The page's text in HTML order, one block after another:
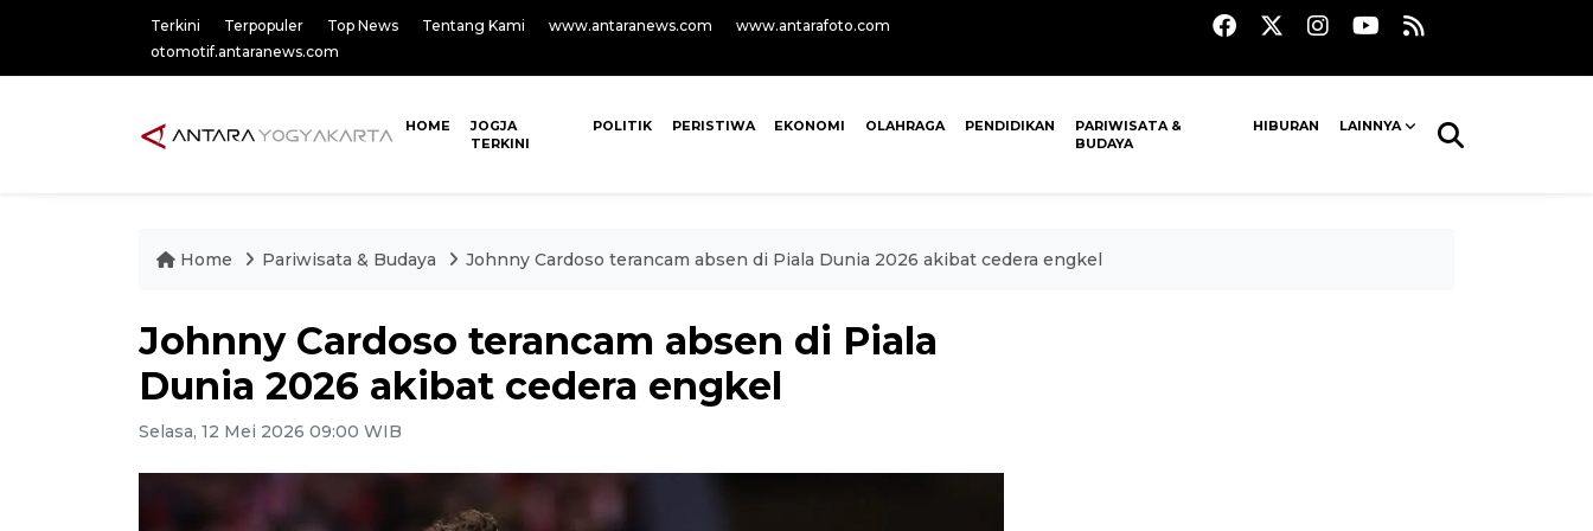
Terkini Terpopuler Top News Tentang Kami www.antaranews.com
www.antarafoto.com
otomotif.antaranews.com
HOME
JOGJA
TERKINI
POLITIK PERISTIWA EKONOMI OLAHRAGA PENDIDIKAN
PARIWISATA &
BUDAYA
HIBURAN LAINNYA
Home Pariwisata & Budaya Johnny Cardoso terancam absen di Piala Dunia 2026 akibat cedera engkel
Johnny Cardoso terancam absen di Piala
Dunia 2026 akibat cedera engkel
Selasa, 12 Mei 2026 09:00 WIB